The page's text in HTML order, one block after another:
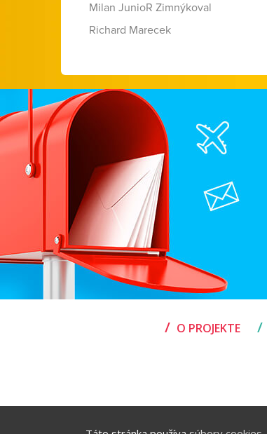
Milan JunioR Zimnýkoval
Richard Marecek
/ O PROJEKTE /